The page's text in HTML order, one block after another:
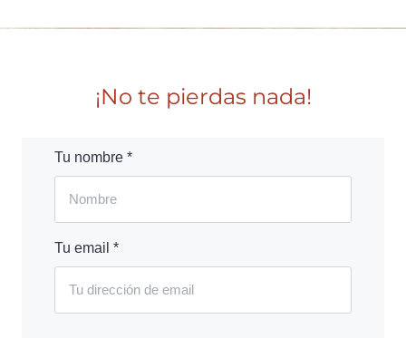
¡No te pierdas nada!
Tu nombre *
Tu email *